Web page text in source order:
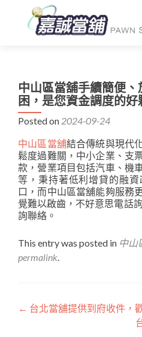
中山區當舖手續簡便
困，是您資金調度的好
Posted on 2024-09-24
中山區當舖結合傳統與現代
鬆度過難關，中小企業、支
款，營業項目包括汽車、機
等，秉持著低利增貸的融
口，而中山區當舖能夠服務
覺難以啟齒，不好意思電話
詢聯絡。
This entry was posted in 中山
permalink.
文
← 台北當舖提供到府收件，